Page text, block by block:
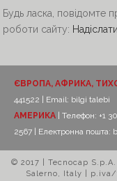
Будь ласка, повідомте
роботи сайту:
ЄВРОПА, АФРИКА,
441522 | Email: bilgi talebi
АМЕРИКА | Телефон: +1
2567 | Електронна пошта:
© 2017 | Tecnocap
Salerno, Italy | p.iva/